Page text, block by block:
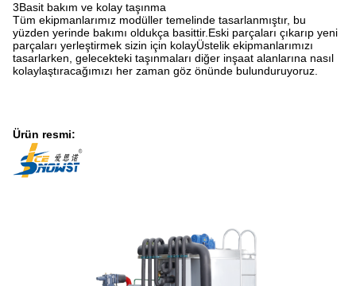
3Basit bakım ve kolay taşınma
Tüm ekipmanlarımız modüller temelinde tasarlanmıştır, bu
yüzden yerinde bakımı oldukça basittir.Eski parçaları çıkarıp yeni
parçaları yerleştirmek sizin için kolayÜstelik ekipmanlarımızı
tasarlarken, gelecekteki taşınmaları diğer inşaat alanlarına nasıl
kolaylaştıracağımızı her zaman göz önünde bulunduruyoruz.
Ürün resmi: